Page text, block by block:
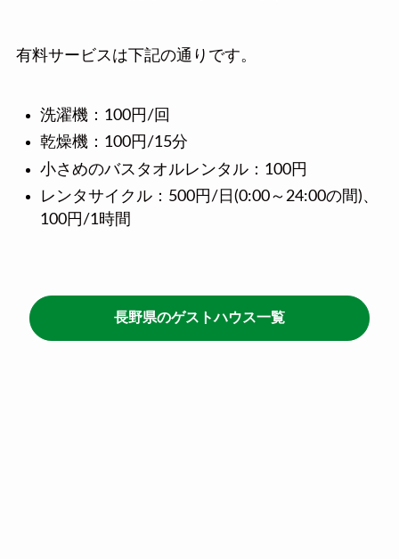
有料サービスは下記の通りです。
洗濯機：100円/回
乾燥機：100円/15分
小さめのバスタオルレンタル：100円
レンタサイクル：500円/日(0:00～24:00の間)、
100円/1時間
長野県のゲストハウス一覧